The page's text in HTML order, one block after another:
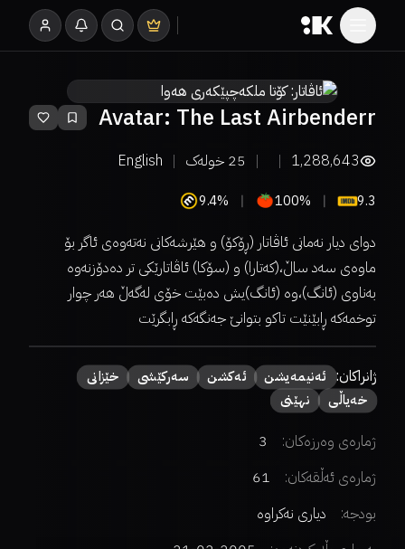
Avatar: The Last Airbenderr
1,288,643
25 خولەک English
9.3
100%
9.4%
دوای دیار نەمانی ئاڤاتار (ڕۆکۆ) و هێرشەکانی نەتەوەی ئاگر بۆ
ماوەی سەد ساڵ،(کەتارا) و (سۆکا) ئاڤاتارێکی تر دەدۆزنەوە
بەناوی (ئانگ)،وە (ئانگ)یش دەبێت خۆی لەگەڵ هەر چوار
توخمەکە ڕابێنێت تاکو بتوانێ جەنگەکە ڕابگرێت
ژانراکان: ئەنیمەیشن ئەكشن سەركێشی
خێزانی
خەیاڵی
نهێنی
ژمارەی وەرزەکان:
3
ژمارەی ئەڵقەکان:
61
بودجە:
دیاری نەکراوە